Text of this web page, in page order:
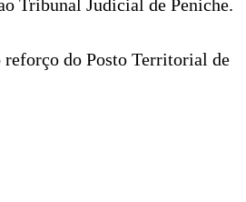
Tribunal Judicial de Peniche.
reforço do Posto Territorial de